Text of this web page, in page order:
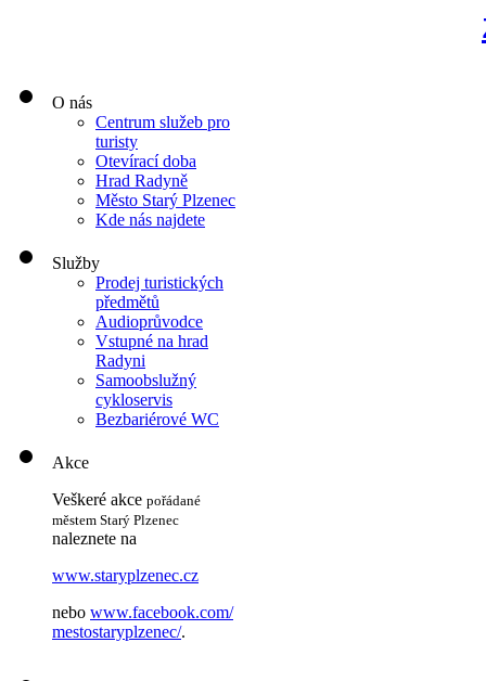
O nás
Centrum služeb pro
turisty
Otevírací doba
Hrad Radyně
Město Starý Plzenec
Kde nás najdete
Služby
Prodej turistických
předmětů
Audioprůvodce
Vstupné na hrad
Radyni
Samoobslužný
cykloservis
Bezbariérové WC
Akce
Veškeré akce pořádané
městem Starý Plzenec
naleznete na
www.staryplzenec.cz
nebo www.facebook.com/
mestostaryplzenec/.